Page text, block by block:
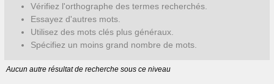
Vérifiez l'orthographe des termes recherchés.
Essayez d'autres mots.
Utilisez des mots clés plus généraux.
Spécifiez un moins grand nombre de mots.
Aucun autre résultat de recherche sous ce niveau